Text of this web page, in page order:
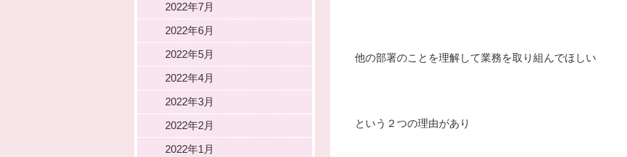
他の部署のことを理解して業務を取り組んでほしい
という２つの理由があり
2022年7月
2022年6月
2022年5月
2022年4月
2022年3月
2022年2月
2022年1月